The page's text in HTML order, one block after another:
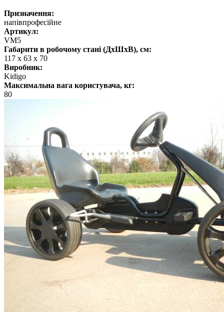
Призначення:
напівпрофесійне
Артикул:
VM5
Габарити в робочому стані (ДхШхВ), см:
117 х 63 х 70
Виробник:
Kidigo
Максимальна вага користувача, кг:
80